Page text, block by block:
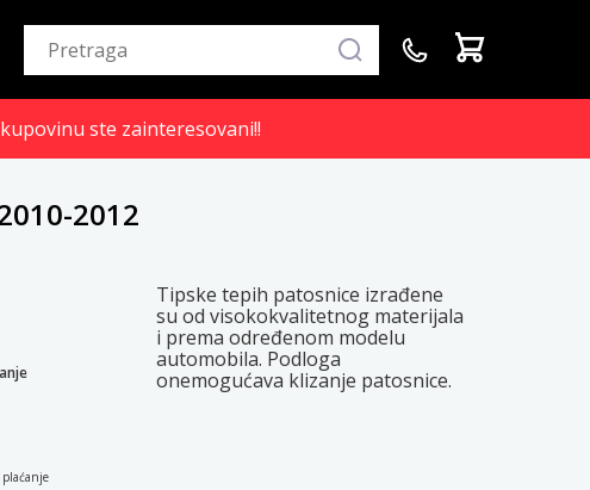
ste zainteresovani!!
2012
Tipske tepih patosnice izrađene
su od visokokvalitetnog materijala
i prema određenom modelu
automobila. Podloga
onemogućava klizanje patosnice.